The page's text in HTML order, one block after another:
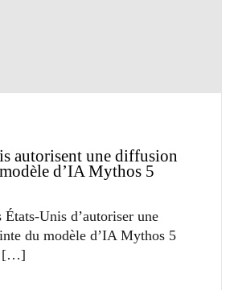
autorisent une diffusion
d’IA Mythos 5
Unis d’autoriser une
du modèle d’IA Mythos 5